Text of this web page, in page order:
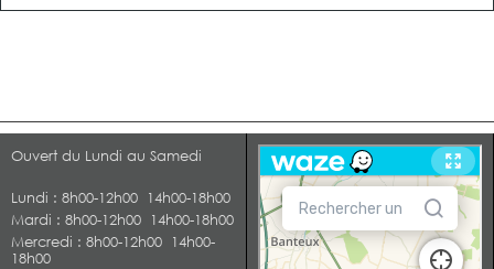
Ouvert du Lundi au Samedi
Lundi : 8h00-12h00 14h00-18h00
Mardi : 8h00-12h00 14h00-18h00
Mercredi : 8h00-12h00 14h00-
18h00